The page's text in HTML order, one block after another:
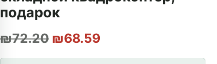
подарок
₪72.20 Первоначальная цена
₪68.59Текущая цена: